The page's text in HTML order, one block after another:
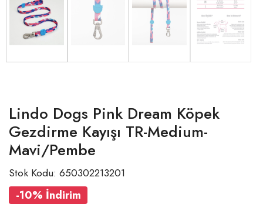
Lindo Dogs Pink Dream Köpek
Gezdirme Kayışı TR-Medium-
Mavi/Pembe
Stok Kodu: 650302213201
-10% İndirim